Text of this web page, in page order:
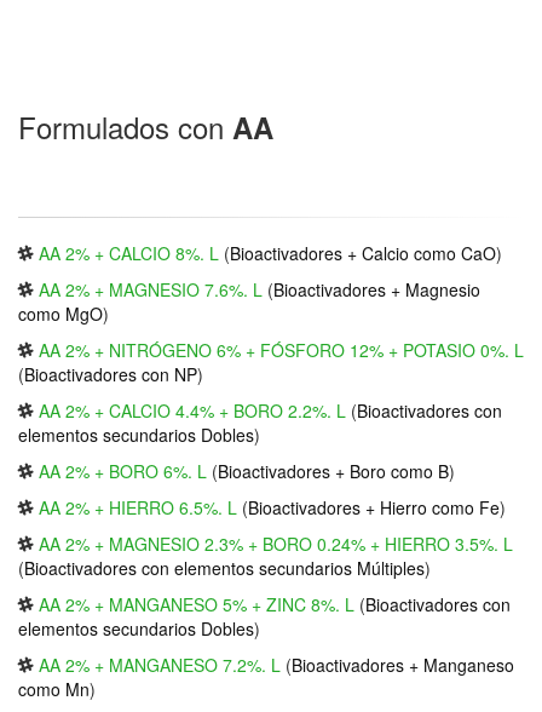
Formulados con AA
AA 2% + CALCIO 8%. L (Bioactivadores + Calcio como CaO)
AA 2% + MAGNESIO 7.6%. L (Bioactivadores + Magnesio
como MgO)
AA 2% + NITRÓGENO 6% + FÓSFORO 12% + POTASIO 0%. L
(Bioactivadores con NP)
AA 2% + CALCIO 4.4% + BORO 2.2%. L (Bioactivadores con
elementos secundarios Dobles)
AA 2% + BORO 6%. L (Bioactivadores + Boro como B)
AA 2% + HIERRO 6.5%. L (Bioactivadores + Hierro como Fe)
AA 2% + MAGNESIO 2.3% + BORO 0.24% + HIERRO 3.5%. L
(Bioactivadores con elementos secundarios Múltiples)
AA 2% + MANGANESO 5% + ZINC 8%. L (Bioactivadores con
elementos secundarios Dobles)
AA 2% + MANGANESO 7.2%. L (Bioactivadores + Manganeso
como Mn)